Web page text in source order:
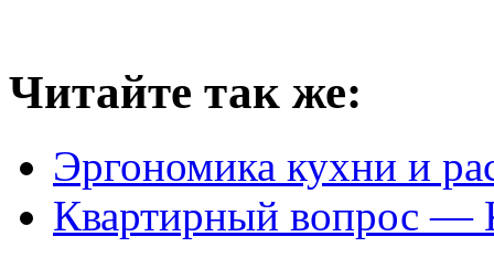
Читайте так же:
Эргономика кухни и
Квартирный вопрос —